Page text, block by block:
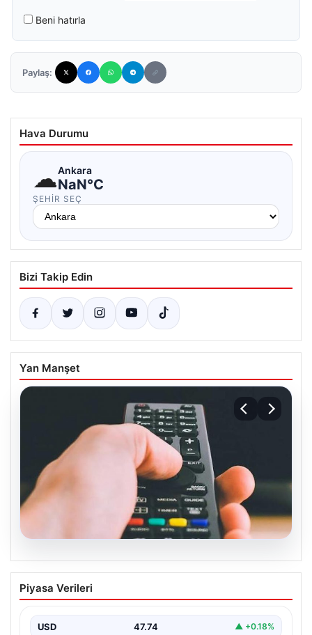
Beni hatırla
Paylaş:
Hava Durumu
☁Ankara
NaN°C
ŞEHIR SEÇ
Bizi Takip Edin
Yan Manşet
Türksat 3A Uydusundan Son Verildi:
Kanal Güncellemesi ve Yeni Sistemler
Türksat 3A uydusu, uzun yıllardır ülke radyo ve
Piyasa Verileri
USD 47.74 ▲ +0.18%